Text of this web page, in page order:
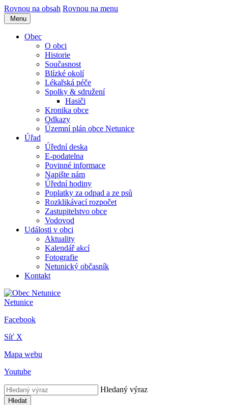
Rovnou na obsah Rovnou na menu
Menu
Obec
O obci
Historie
Současnost
Blízké okolí
Lékařská péče
Spolky & sdružení
Hasiči
Kronika obce
Odkazy
Územní plán obce Netunice
Úřad
Úřední deska
E-podatelna
Povinné informace
Napište nám
Úřední hodiny
Poplatky za odpad a ze psů
Rozklikávací rozpočet
Zastupitelstvo obce
Vodovod
Události v obci
Aktuality
Kalendář akcí
Fotografie
Netunický občasník
Kontakt
Netunice
Facebook
Síť X
Mapa webu
Youtube
Hledaný výraz
Hledat